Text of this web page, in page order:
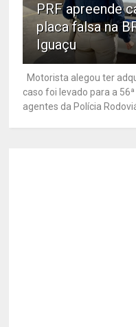
PRF apreende
placa falsa na
Iguaçu
Motorista alegou ter
caso foi levado para a
agentes da Polícia